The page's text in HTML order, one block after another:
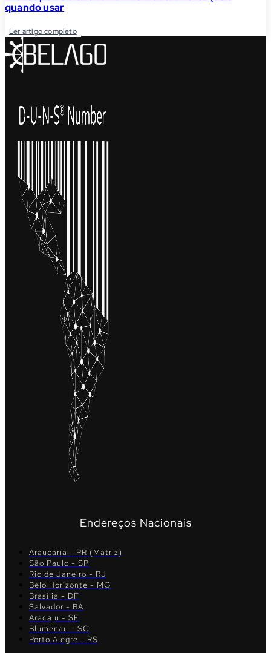
quando usar
Ler artigo completo
Endereços Nacionais
Araucária - PR (Matriz)
São Paulo - SP
Rio de Janeiro - RJ
Belo Horizonte - MG
Brasília - DF
Salvador - BA
Aracaju - SE
Blumenau - SC
Porto Alegre - RS